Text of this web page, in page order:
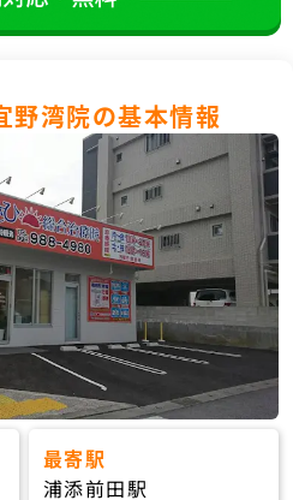
野湾院の基本情報
最寄駅
浦添前田駅